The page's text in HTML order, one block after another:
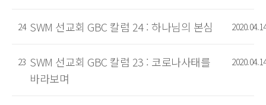
24 SWM 선교회 GBC 칼럼 24 : 하나님의 본심 2020.04.14
23 SWM 선교회 GBC 칼럼 23 : 코로나사태를
바라보며
2020.04.14